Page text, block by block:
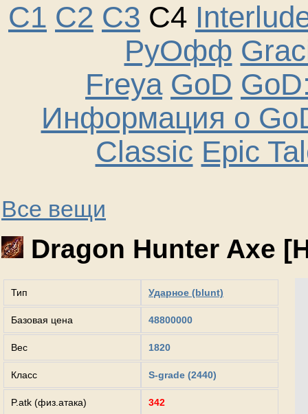
C1 C2 C3 C4
РуОфф
Freya GoD
Информация о
Classic Epic
Все вещи
Dragon Hunter Axe
Тип Ударное (blunt)
Базовая цена 48800000
Вес 1820
Класс S-grade (2440)
P.atk (физ.атака) 342